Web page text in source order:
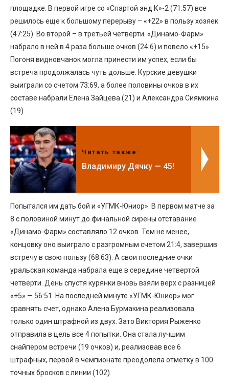
площадке. В первой игре со «Спартой энд К»-2 (71:57) все
решилось еще к большому перерыву – «+22» в пользу хозяек
(47:25). Во второй – в третьей четверти. «Динамо-Фарм»
набрало в ней в 4 раза больше очков (24:6) и повело «+15».
Погоня видновчанок могла принести им успех, если бы
встреча продолжалась чуть дольше. Курские девушки
выиграли со счетом 73:69, а более половины очков в их
составе набрали Елена Зайцева (21) и Александра Сиямкина
(19).
Читать также:
Владимиру Дячку — 45!
Попытался им дать бой и «УГМК-Юниор». В первом матче за
8 с половиной минут до финальной сирены отставание
«Динамо-Фарм» составляло 12 очков. Тем не менее,
концовку оно выиграло с разгромным счетом 21:4, завершив
встречу в свою пользу (68:63). А свои последние очки
уральская команда набрала еще в середине четвертой
четверти. День спустя курянки вновь взяли верх с разницей
«+5» — 56:51. На последней минуте «УГМК-Юниор» мог
сравнять счет, однако Алена Бурмакина реализовала
только один штрафной из двух. Зато Виктория Рыженко
отправила в цель все 4 попытки. Она стала лучшим
снайпером встречи (19 очков) и, реализовав все 6
штрафных, первой в чемпионате преодолела отметку в 100
точных бросков с линии (102).